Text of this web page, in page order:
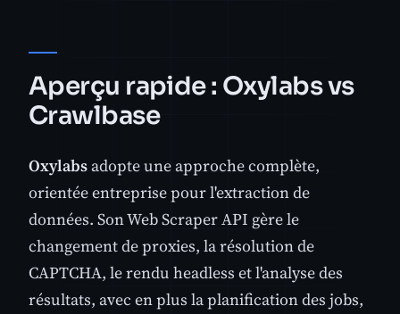
Aperçu rapide : Oxylabs vs
Crawlbase
Oxylabs adopte une approche complète,
orientée entreprise pour l'extraction de
données. Son Web Scraper API gère le
changement de proxies, la résolution de
CAPTCHA, le rendu headless et l'analyse des
résultats, avec en plus la planification des jobs,